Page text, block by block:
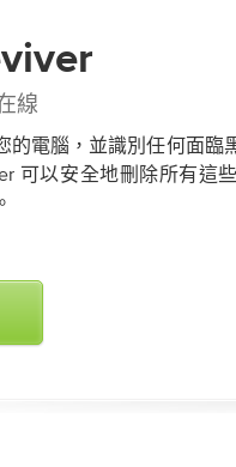
線
的電腦，並識別任何面臨
可以安全地刪除所有這